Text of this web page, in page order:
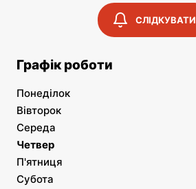
СЛІДКУВАТИ
Графік роботи
Понеділок
Вівторок
Середа
Четвер
П'ятниця
Субота